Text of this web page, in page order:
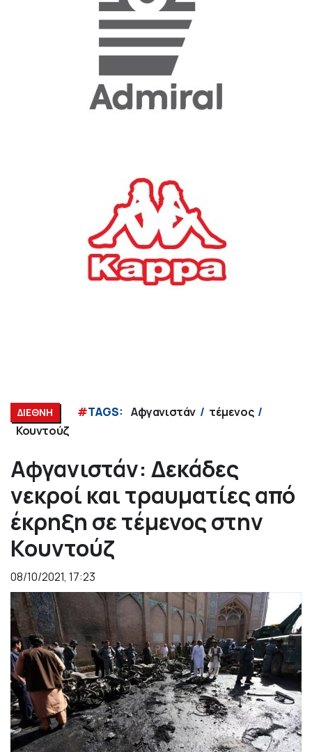
ΔΙΕΘΝΗ #TAGS: Αφγανιστάν
τέμενος
Κουντούζ
Αφγανιστάν: Δεκάδες
νεκροί και τραυματίες από
έκρηξη σε τέμενος στην
Κουντούζ
08/10/2021, 17:23